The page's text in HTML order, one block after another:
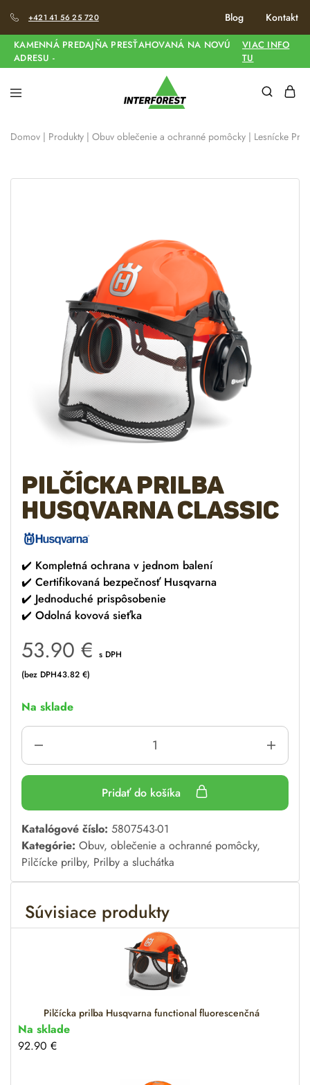
+421 41 56 25 720 Blog Kontakt
KAMENNÁ PREDAJŇA PRESŤAHOVANÁ NA NOVÚ
ADRESU -
VIAC INFO
TU
Domov | Produkty | Obuv oblečenie a ochranné pomôcky | Lesnícke
Pilčícka prilba
HUSQVARNA CLASSIC
✔️ Kompletná ochrana v jednom balení
✔️ Certifikovaná bezpečnosť Husqvarna
✔️ Jednoduché prispôsobenie
✔️ Odolná kovová sieťka
53.90 € s DPH
(bez DPH43.82 €)
Na sklade
Pridať do košíka
A
l
t
e
n
a
Katalógové číslo: 5807543-01
Kategórie: Obuv, oblečenie a ochranné pomôcky,
Pilčícke prilby, Prilby a sluchátka
Súvisiace produkty
Pilčícka prilba Husqvarna functional fluorescenčná
Na sklade
92.90 €